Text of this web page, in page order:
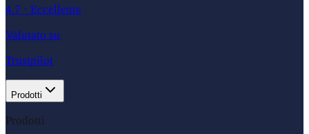
4.7 · Eccellente
Valutato su
Trustpilot
Prodotti
Prodotti